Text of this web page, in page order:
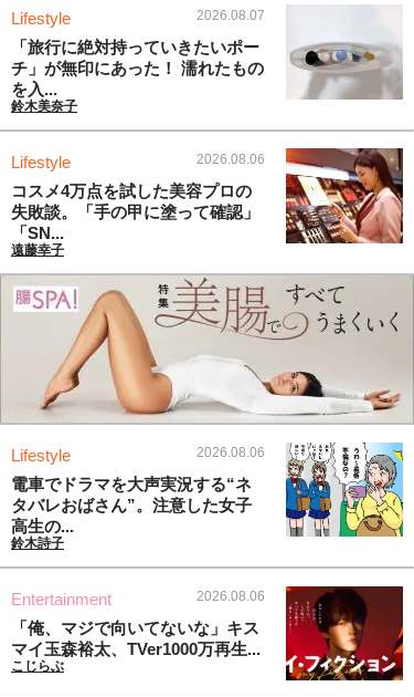
Lifestyle 2026.08.07
「旅行に絶対持っていきたいポー
チ」が無印にあった！ 濡れたもの
を入...
鈴木美奈子
Lifestyle 2026.08.06
コスメ4万点を試した美容プロの
失敗談。「手の甲に塗って確認」
「SN...
遠藤幸子
Lifestyle 2026.08.06
電車でドラマを大声実況する“ネ
タバレおばさん”。注意した女子
高生の...
鈴木詩子
Entertainment 2026.08.06
「俺、マジで向いてないな」キス
マイ玉森裕太、TVer1000万再生...
こじらぶ